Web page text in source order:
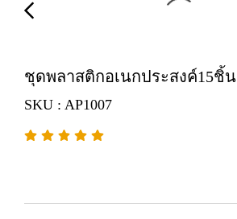
ชุดพลาสติกอเนกประสงค์15ชิ้น
SKU : AP1007